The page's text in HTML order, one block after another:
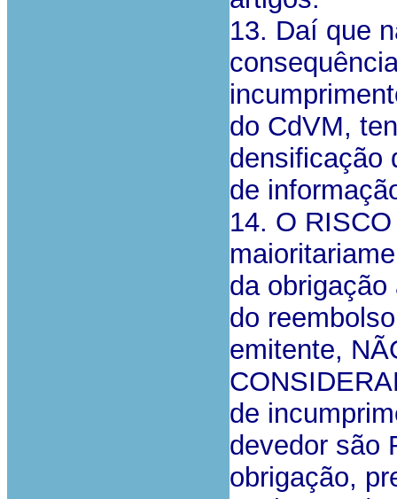
13. Daí que
do CdVM,
densificação
de
14. O
da
do
emitente,
de
devedor são
obrigação,